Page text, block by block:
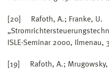
[20] Rafoth, A.; Franke, U.
ISLE-Seminar 2000,
[19] Rafoth, A.; Mrugowsky,